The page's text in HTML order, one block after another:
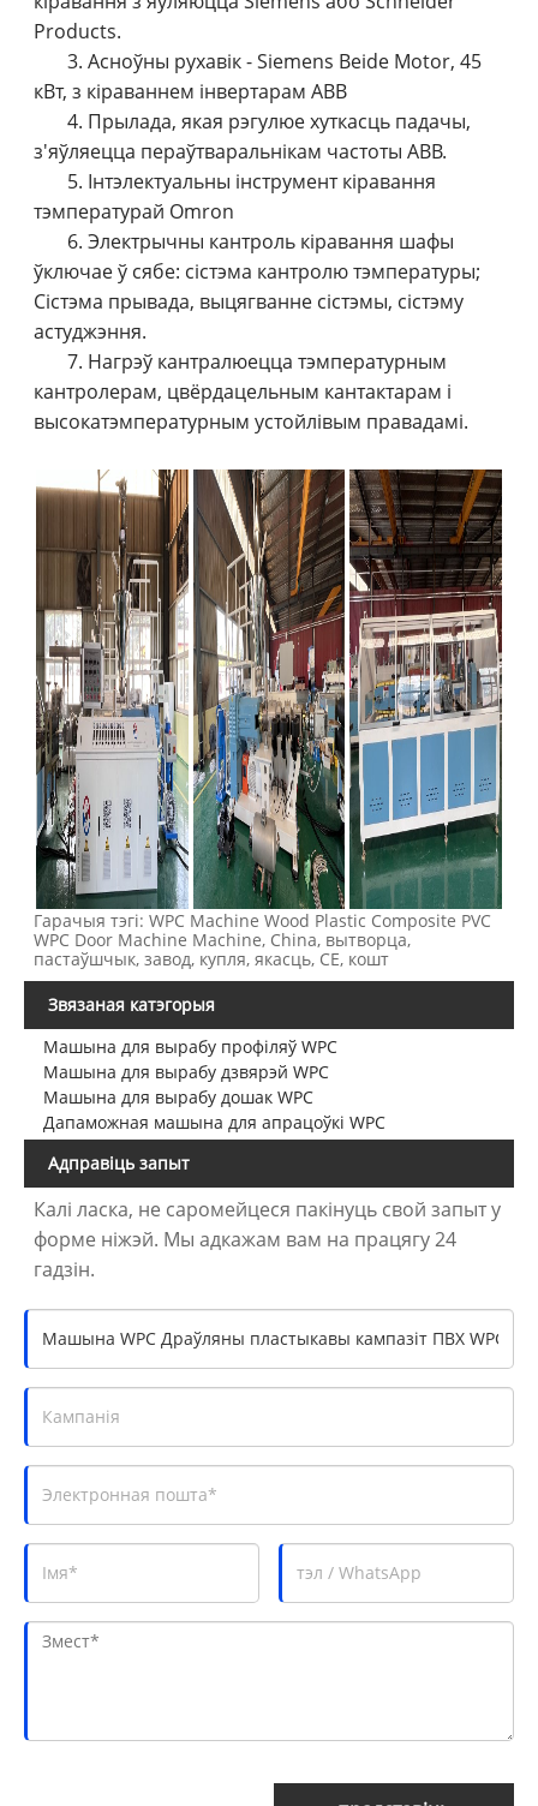
Products.
3. Асноўны рухавік - Siemens Beide Motor, 45
кВт, з кіраваннем інвертарам ABB
4. Прылада, якая рэгулюе хуткасць падачы,
з'яўляецца пераўтваральнікам частоты ABB.
5. Інтэлектуальны інструмент кіравання
тэмпературай Omron
6. Электрычны кантроль кіравання шафы
ўключае ў сябе: сістэма кантролю тэмпературы;
Сістэма прывада, выцягванне сістэмы, сістэму
астуджэння.
7. Нагрэў кантралюецца тэмпературным
кантролерам, цвёрдацельным кантактарам і
высокатэмпературным устойлівым правадамі.
Гарачыя тэгі: WPC Machine Wood Plastic Composite PVC
WPC Door Machine Machine, China, вытворца,
пастаўшчык, завод, купля, якасць, CE, кошт
Звязаная катэгорыя
Машына для вырабу профіляў WPC
Машына для вырабу дзвярэй WPC
Машына для вырабу дошак WPC
Дапаможная машына для апрацоўкі WPC
Адправіць запыт
Калі ласка, не саромейцеся пакінуць свой запыт у
форме ніжэй. Мы адкажам вам на працягу 24
гадзін.